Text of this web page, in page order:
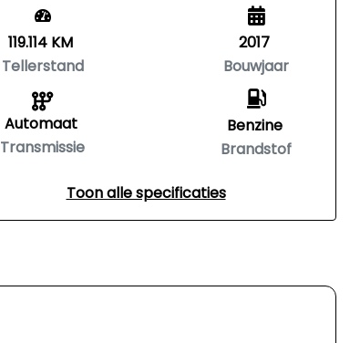
119.114 KM
Tellerstand
Automaat
Transmissie
2017
Bouwjaar
Benzine
Brandstof
Toon alle specificaties